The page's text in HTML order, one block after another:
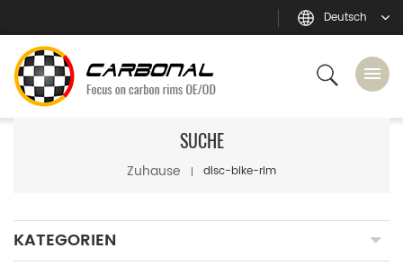
Deutsch
SUCHE
Zuhause disc-bike-rim
KATEGORIEN